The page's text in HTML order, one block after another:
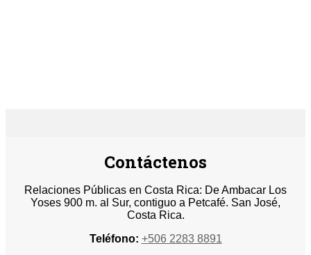
Contáctenos
Relaciones Públicas en Costa Rica: De Ambacar Los
Yoses 900 m. al Sur, contiguo a Petcafé. San José,
Costa Rica.
Teléfono: +506 2283 8891